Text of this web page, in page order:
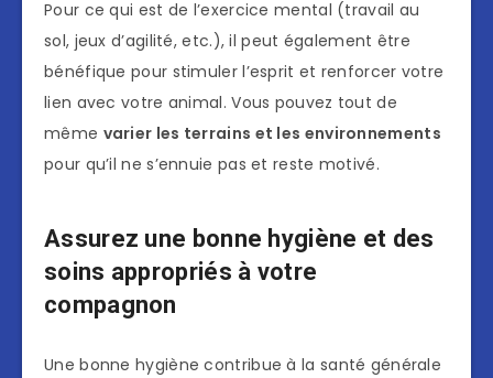
Pour ce qui est de l’exercice mental (travail au
sol, jeux d’agilité, etc.), il peut également être
bénéfique pour stimuler l’esprit et renforcer votre
lien avec votre animal. Vous pouvez tout de
même varier les terrains et les environnements
pour qu’il ne s’ennuie pas et reste motivé.
Assurez une bonne hygiène et des
soins appropriés à votre
compagnon
Une bonne hygiène contribue à la santé générale